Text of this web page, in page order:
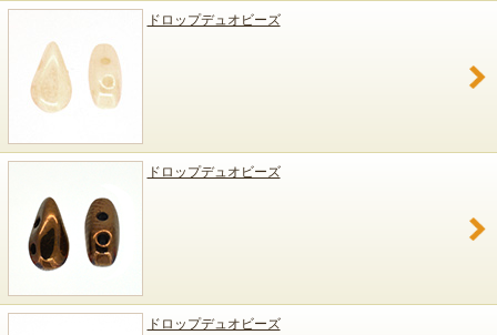
ドロップデュオビーズ
ドロップデュオビーズ
ドロップデュオビーズ